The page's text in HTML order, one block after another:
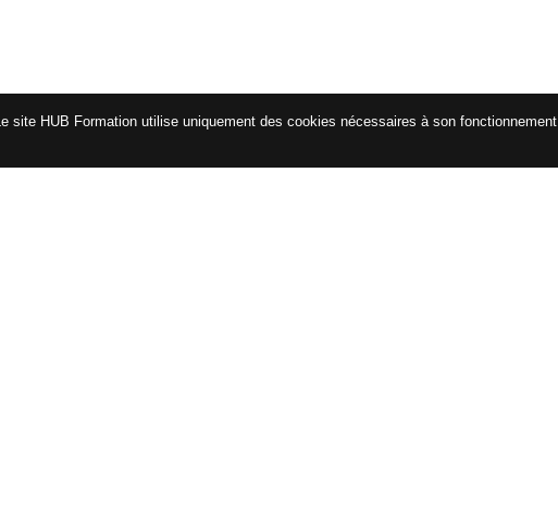
Le site HUB Formation utilise uniquement des cookies nécessaires à son fonctionnement.